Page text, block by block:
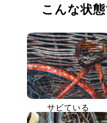
こんな状
サビている